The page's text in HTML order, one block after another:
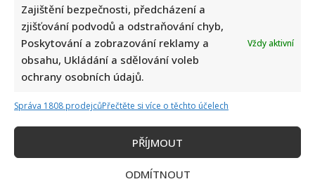
Zajištění bezpečnosti, předcházení a
zjišťování podvodů a odstraňování chyb,
Poskytování a zobrazování reklamy a
obsahu, Ukládání a sdělování voleb
ochrany osobních údajů.
Vždy aktivní
Správa 1808 prodejcůPřečtěte si více o těchto účelech
PŘÍJMOUT
ODMÍTNOUT